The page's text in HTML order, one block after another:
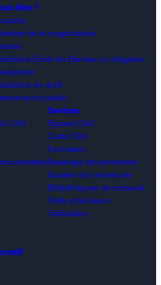
êtes ?
de la magistrature
École du Barreau ou stagiaire
en droit
du public
CAIJ
Services
Espace CAIJ
Carte CAIJ
Formation
Repérage documentaire
Soutien à la recherche
Bibliothèques de cotravail
Prêts et livraison
Tarification